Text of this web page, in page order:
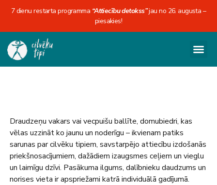
7 dienu restarta programma “Attiecību detokss”jau no 26. augusta –
piesakies!
Draudzeņu vakars vai vecpuišu ballīte, domubiedri, kas
vēlas uzzināt ko jaunu un noderīgu – ikvienam patiks
sarunas par cilvēku tipiem, savstarpējo attiecību izdošanās
priekšnosacījumiem, dažādiem izaugsmes ceļiem un vieglu
un laimīgu dzīvi. Pasākuma ilgums, dalībnieku daudzums un
norises vieta ir apspriežami katrā individuālā gadījumā.